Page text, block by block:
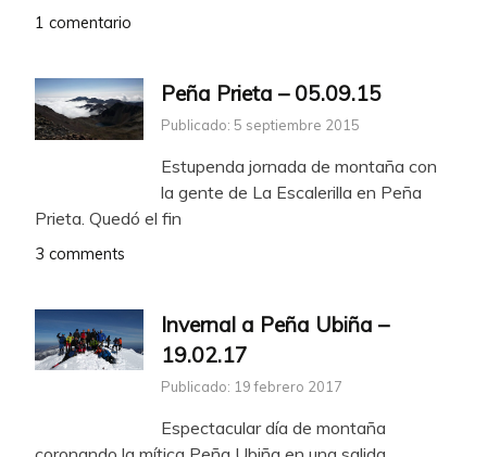
1 comentario
Peña Prieta – 05.09.15
Publicado: 5 septiembre 2015
Estupenda jornada de montaña con
la gente de La Escalerilla en Peña
Prieta. Quedó el fin
3 comments
Invernal a Peña Ubiña –
19.02.17
Publicado: 19 febrero 2017
Espectacular día de montaña